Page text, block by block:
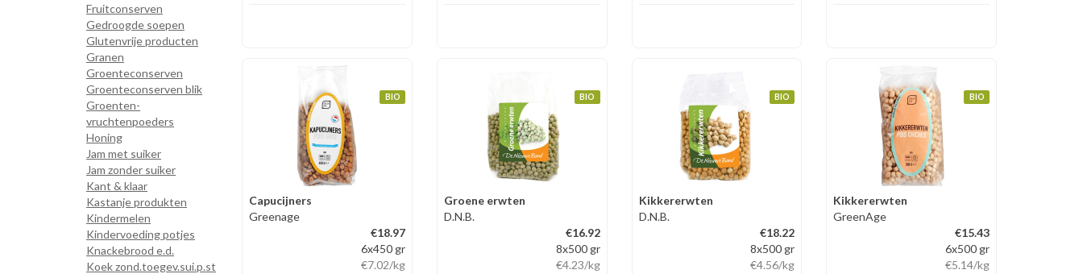
Fruitconserven
Gedroogde soepen
Glutenvrije producten
Granen
Groenteconserven
Groenteconserven blik
Groenten-
vruchtenpoeders
Honing
Jam met suiker
Jam zonder suiker
Kant & klaar
Kastanje produkten
Kindermelen
Kindervoeding potjes
Knackebrood e.d.
Koek zond.toegev.sui.p.st
BIO
Capucijners
Greenage
€18.97
6x450 gr
€7.02/kg
BIO
Groene erwten
D.N.B.
€16.92
8x500 gr
€4.23/kg
BIO
Kikkererwten
D.N.B.
€18.22
8x500 gr
€4.56/kg
BIO
Kikkererwten
GreenAge
€15.43
6x500 gr
€5.14/kg